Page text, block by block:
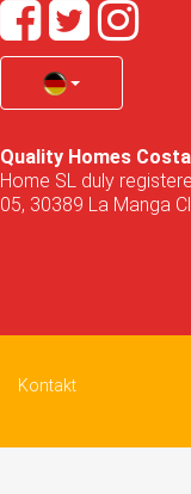
Quality Homes
Home SL duly
05, 30389 La Manga
Kontakt